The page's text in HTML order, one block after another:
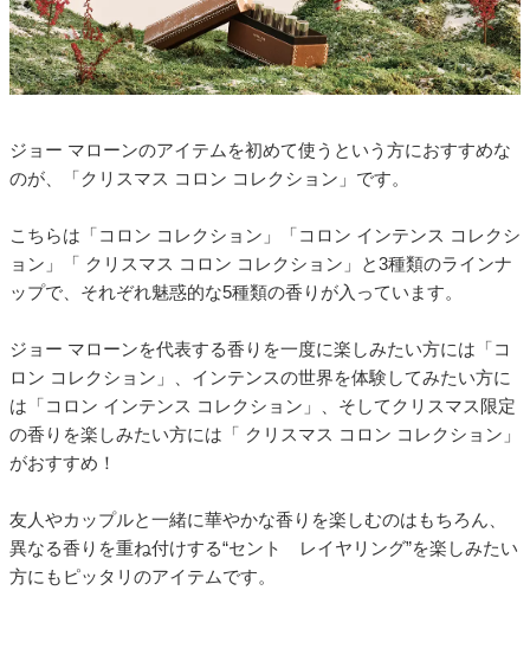
ジョー マローンのアイテムを初めて使うという方におすすめな
のが、「クリスマス コロン コレクション」です。
こちらは「コロン コレクション」「コロン インテンス コレクシ
ョン」「 クリスマス コロン コレクション」と3種類のラインナ
ップで、それぞれ魅惑的な5種類の香りが入っています。
ジョー マローンを代表する香りを一度に楽しみたい方には「コ
ロン コレクション」、インテンスの世界を体験してみたい方に
は「コロン インテンス コレクション」、そしてクリスマス限定
の香りを楽しみたい方には「 クリスマス コロン コレクション」
がおすすめ！
友人やカップルと一緒に華やかな香りを楽しむのはもちろん、
異なる香りを重ね付けする“セント レイヤリング”を楽しみたい
方にもピッタリのアイテムです。